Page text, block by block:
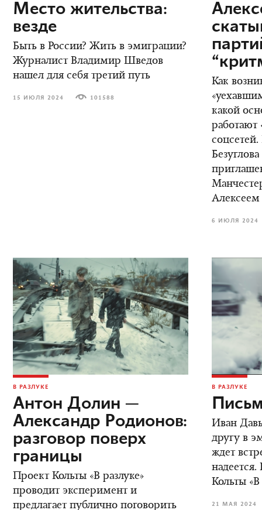
Место жительства:
везде
Быть в России? Жить в эмиграции?
Журналист Владимир Шведов
нашел для себя третий путь
15 ИЮЛЯ 2024 101588
Как
какой
работают
6 ИЮЛЯ 2024
В РАЗЛУКЕ
Антон Долин —
Александр Родионов:
разговор поверх
границы
Проект Кольты «В разлуке»
проводит эксперимент и
предлагает публично поговорить
В РАЗЛУКЕ
Иван
другу в
ждет
надеется.
Кольты «В
21 МАЯ 2024